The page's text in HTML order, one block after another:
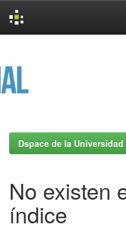
Dspace de la
No existen
índice